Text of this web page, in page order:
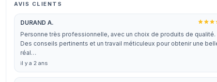
AVIS CLIENTS
DURAND A.
Personne très professionnelle, avec un choix de produits de qualité.
Des conseils pertinents et un travail méticuleux pour obtenir une
réal…
il y a 2 ans